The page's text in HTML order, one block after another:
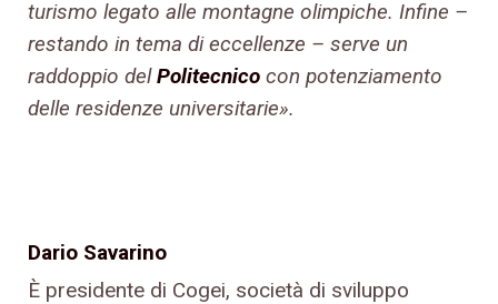
turismo legato alle montagne olimpiche. Infine –
restando in tema di eccellenze – serve un
raddoppio delPolitecnico con potenziamento
delle residenze universitarie».
Dario Savarino
È presidente di Cogei, società di sviluppo